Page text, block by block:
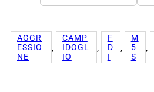
AGGR
ESSIO
NE
,
CAMP
IDOGL
IO
,
F
D
I
,
M
5
S
,